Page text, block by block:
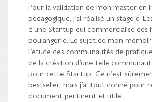
Pour la validation de mon master en
pédagogique, j’ai réalisé un stage e-
d’une Startup qui commercialise
boulangerie. Le sujet de mon
l’étude des communautés de
de la création d’une telle
pour cette Startup. Ce n’est
bestseller, mais j’ai tout donné pour
document pertinent et utile.